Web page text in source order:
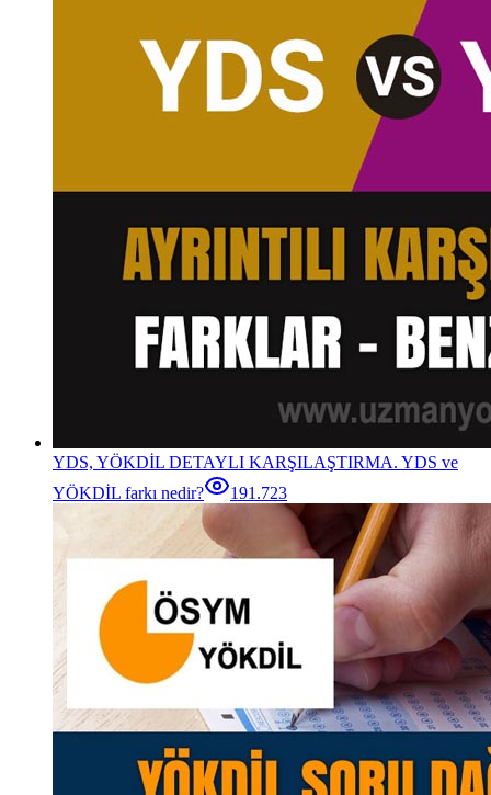
YDS, YÖKDİL DETAYLI KARŞILAŞTIRMA. YDS ve
YÖKDİL farkı nedir?
191.723